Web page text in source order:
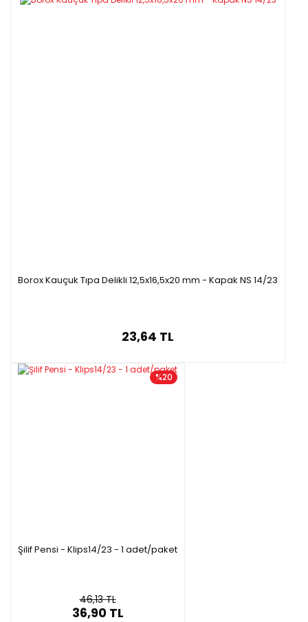
Borox Kauçuk Tıpa Delikli 12,5x16,5x20 mm - Kapak NS 14/23
23,64 TL
%20
Şilif Pensi - Klips14/23 - 1 adet/paket
46,13 TL
36,90 TL